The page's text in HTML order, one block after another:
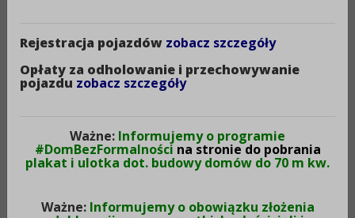
niebędącego członkiem UE.
Uwaga! W przypadku przedsiębiorców prowadzących
pojazdami termin na dokonanie powyższych
czynności wynosi odpowiednio 90 dni;
obowiązek zawiadamiania starosty o nabyciu pojazdu
Rejestracja pojazdów zobacz szczegóły
Opłaty za odholowanie i przechowywanie
pojazdu zobacz szczegóły
Ważne: Informujemy o programie
#DomBezFormalności na stronie do pobrania
plakat i ulotka dot. budowy domów do 70 m kw.
Ważne: Informujemy o obowiązku złożenia